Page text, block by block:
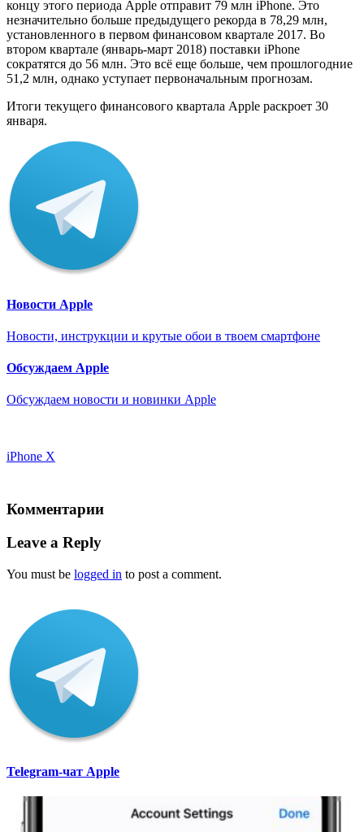
концу этого периода Apple отправит 79 млн iPhone. Это
незначительно больше предыдущего рекорда в 78,29 млн,
установленного в первом финансовом квартале 2017. Во
втором квартале (январь-март 2018) поставки iPhone
сократятся до 56 млн. Это всё еще больше, чем прошлогодние
51,2 млн, однако уступает первоначальным прогнозам.
Итоги текущего финансового квартала Apple раскроет 30
января.
Новости Apple
Новости, инструкции и крутые обои в твоем смартфоне
Обсуждаем Apple
Обсуждаем новости и новинки Apple
iPhone X
Комментарии
Leave a Reply
You must be logged in to post a comment.
Telegram-чат Apple